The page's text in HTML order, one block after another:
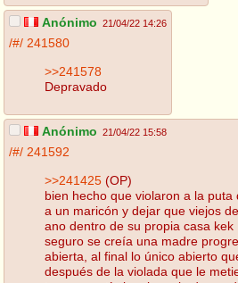
Anónimo 21/04/22 14:26
/#/ 241580
>>241578
Depravado
Anónimo 21/04/22 15:58
/#/ 241592
>>241425 (OP)
bien hecho que violaron a la
a un maricón y dejar que viejos
ano dentro de su propia casa kek
seguro se creía una madre
abierta, al final lo único abierto
después de la violada que le